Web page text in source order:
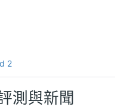
2
測與新聞